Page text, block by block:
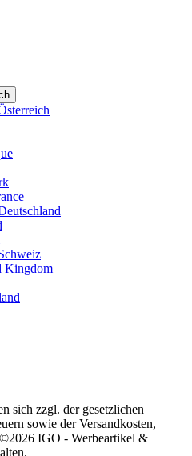
Kingdom
sich zzgl. der gesetzlichen
sowie der Versandkosten,
IGO - Werbeartikel &